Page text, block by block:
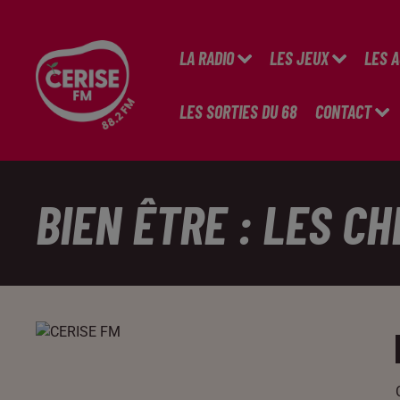
LA RADIO LES JEUX LES
LES SORTIES DU 68 CONTACT
BIEN ÊTRE : LES